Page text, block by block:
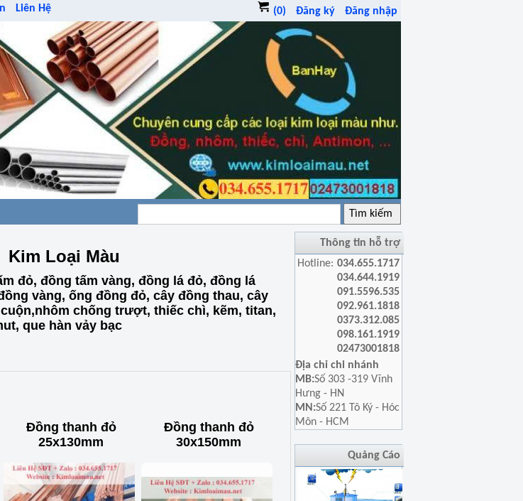
Liên Hệ (0) Đăng ký Đăng nhập
Thông tin hỗ trợ
Hotline: 034.655.1717
034.644.1919
091.5596.535
092.961.1818
0373.312.085
098.161.1919
02473001818
Địa chỉ chi nhánh
MB:Số 303 -319 Vĩnh
Hưng - HN
MN:Số 221 Tô Ký - Hóc
Môn - HCM
Quảng Cáo
Kim Loại Màu
đỏ, đồng tấm vàng, đồng lá đỏ, đồng lá
vàng, ống đồng đỏ, cây đồng thau, cây
chống trượt, thiếc chì, kẽm, titan,
que hàn vảy bạc
Đồng thanh đỏ
25x130mm
Đồng thanh đỏ
30x150mm